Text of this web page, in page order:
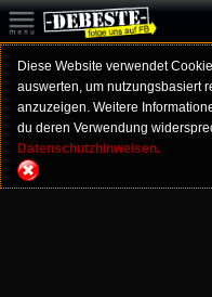
Diese Website verwendet
auswerten, um nutzungsbasiert
anzuzeigen. Weitere
du deren Verwendung
Datenschutzhinweisen.